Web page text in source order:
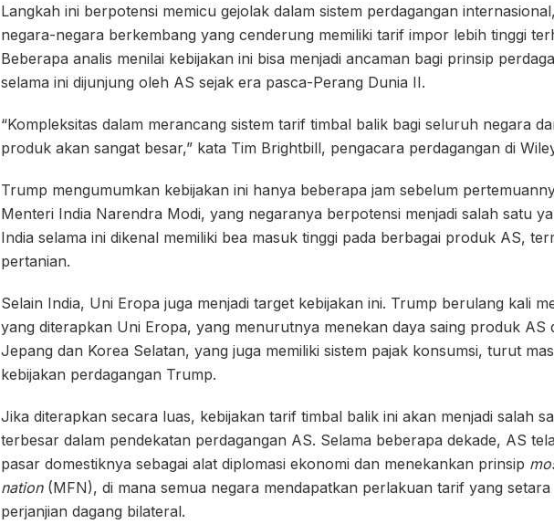
Langkah ini berpotensi memicu gejolak dalam sistem perdagangan
negara-negara berkembang yang cenderung memiliki tarif impor lebih tinggi
Beberapa analis menilai kebijakan ini bisa menjadi ancaman bagi prinsip
selama ini dijunjung oleh AS sejak era pasca-Perang Dunia II.
“Kompleksitas dalam merancang sistem tarif timbal balik bagi seluruh negara
produk akan sangat besar,” kata Tim Brightbill, pengacara perdagangan di
Trump mengumumkan kebijakan ini hanya beberapa jam sebelum
Menteri India Narendra Modi, yang negaranya berpotensi menjadi salah satu
India selama ini dikenal memiliki bea masuk tinggi pada berbagai produk AS,
pertanian.
Selain India, Uni Eropa juga menjadi target kebijakan ini. Trump berulang kali
yang diterapkan Uni Eropa, yang menurutnya menekan daya saing produk AS
Jepang dan Korea Selatan, yang juga memiliki sistem pajak konsumsi, turut
kebijakan perdagangan Trump.
Jika diterapkan secara luas, kebijakan tarif timbal balik ini akan menjadi salah
terbesar dalam pendekatan perdagangan AS. Selama beberapa dekade, AS
pasar domestiknya sebagai alat diplomasi ekonomi dan menekankan prinsip
nation(MFN), di mana semua negara mendapatkan perlakuan tarif yang setara
perjanjian dagang bilateral.